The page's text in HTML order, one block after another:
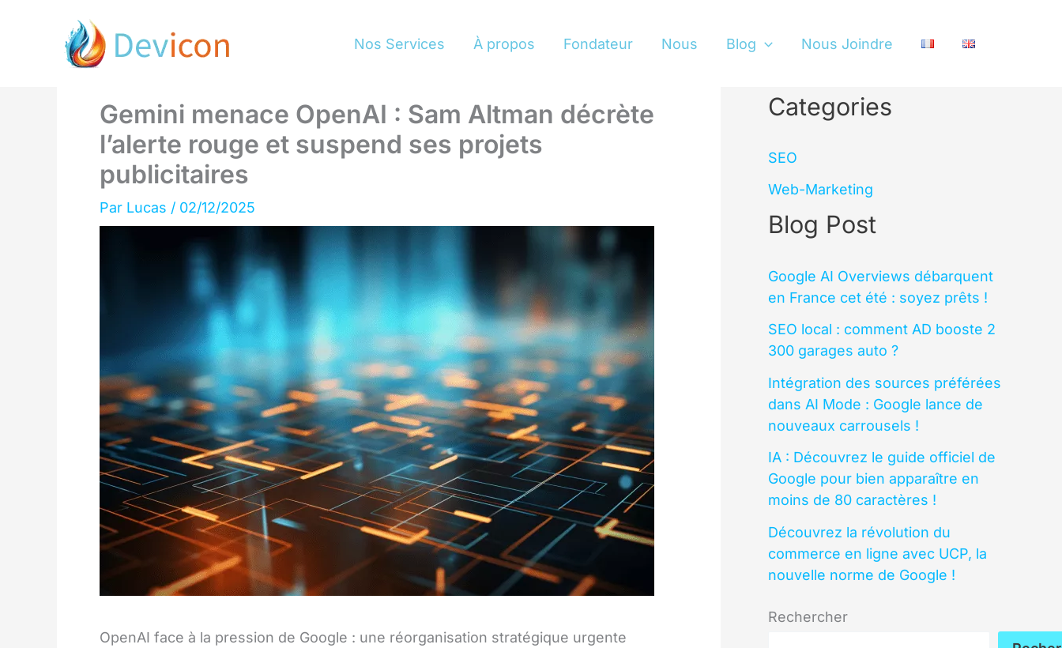
Nos Services À propos Fondateur Nous Blog Nous Joindre
Gemini menace OpenAI : Sam Altman décrète
l’alerte rouge et suspend ses projets
publicitaires
Par Lucas / 02/12/2025
OpenAI face à la pression de Google : une réorganisation stratégique urgente
Categories
SEO
Web-Marketing
Blog Post
Google AI Overviews débarquent
en France cet été : soyez prêts !
SEO local : comment AD booste 2
300 garages auto ?
Intégration des sources préférées
dans AI Mode : Google lance de
nouveaux carrousels !
IA : Découvrez le guide officiel de
Google pour bien apparaître en
moins de 80 caractères !
Découvrez la révolution du
commerce en ligne avec UCP, la
nouvelle norme de Google !
Rechercher